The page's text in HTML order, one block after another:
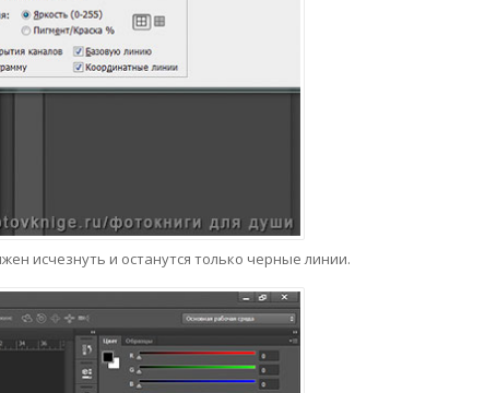
исчезнуть и останутся только черные линии.